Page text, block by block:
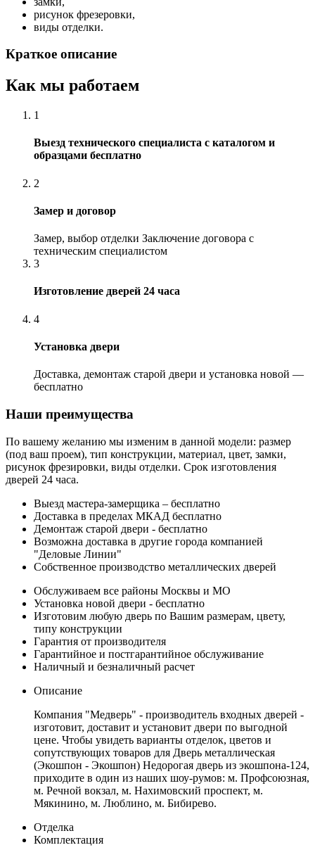
рисунок фрезеровки,
виды отделки.
Краткое описание
Как мы работаем
1
Выезд технического специалиста с каталогом и
образцами бесплатно
2
Замер и договор
Замер, выбор отделки Заключение договора с
техническим специалистом
3
Изготовление дверей 24 часа
4
Установка двери
Доставка, демонтаж старой двери и установка новой —
бесплатно
Наши преимущества
По вашему желанию мы изменим в данной модели: размер
(под ваш проем), тип конструкции, материал, цвет, замки,
рисунок фрезировки, виды отделки. Срок изготовления
дверей 24 часа.
Выезд мастера-замерщика – бесплатно
Доставка в пределах МКАД бесплатно
Демонтаж старой двери - бесплатно
Возможна доставка в другие города компанией
"Деловые Линии"
Собственное производство металлических дверей
Обслуживаем все районы Москвы и МО
Установка новой двери - бесплатно
Изготовим любую дверь по Вашим размерам, цвету,
типу конструкции
Гарантия от производителя
Гарантийное и постгарантийное обслуживание
Наличный и безналичный расчет
Описание
Компания "Медверь" - производитель входных дверей -
изготовит, доставит и установит двери по выгодной
цене. Чтобы увидеть варианты отделок, цветов и
сопутствующих товаров для Дверь металлическая
(Экошпон - Экошпон) Недорогая дверь из экошпона-124,
приходите в один из наших шоу-румов: м. Профсоюзная,
м. Речной вокзал, м. Нахимовский проспект, м.
Мякинино, м. Люблино, м. Бибирево.
Отделка
Комплектация